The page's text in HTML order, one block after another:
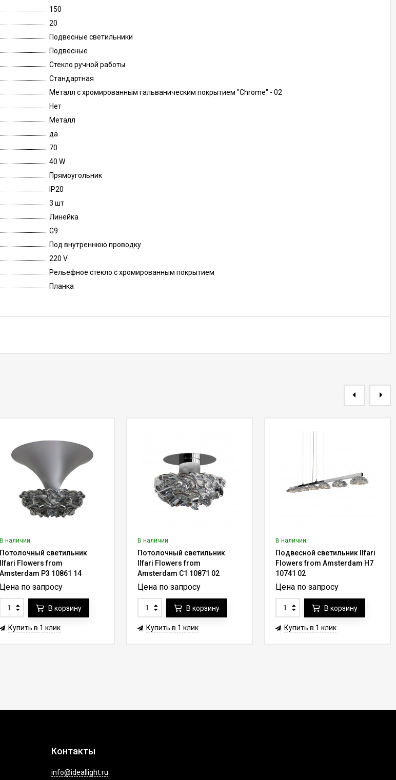
150
20
Подвесные светильники
Подвесные
Стекло ручной работы
Стандартная
Металл с хромированным гальваническим покрытием "Chrome" - 02
Нет
Металл
да
70
40 W
Прямоугольник
IP20
3 шт
Линейка
G9
Под внутреннюю проводку
220 V
Рельефное стекло с хромированным покрытием
Планка
В наличии
Потолочный светильник
Ilfari Flowers from
Amsterdam P3 10861 14
Цена по запросу
В корзину
Купить в 1 клик
В наличии
Потолочный светильник
Ilfari Flowers from
Amsterdam C1 10871 02
Цена по запросу
В корзину
Купить в 1 клик
В наличии
Подвесной светильник Ilfari
Flowers from Amsterdam H7
10741 02
Цена по запросу
В корзину
Купить в 1 клик
Контакты
info@ideallight.ru